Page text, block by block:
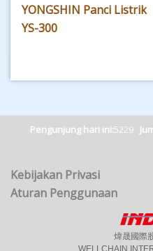
YONGSHIN Panci Listrik
YS-300
Pengunjung hari ini:5229
Kebijakan Privasi
Aturan Penggunaan
煒晟國際